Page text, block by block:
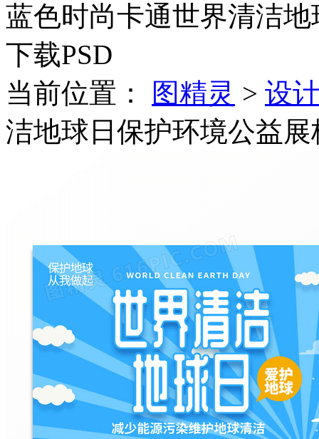
蓝色时尚卡通世界清洁
下载PSD
当前位置：
图精灵 > 设
洁地球日保护环境公益展